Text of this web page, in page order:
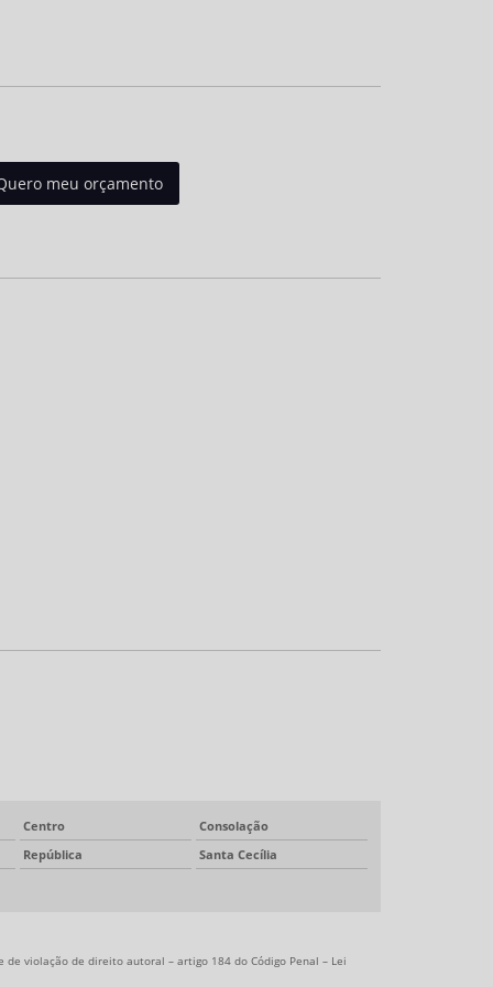
meu orçamento
Centro
Consolação
República
Santa Cecília
violação de direito autoral – artigo 184 do Código Penal – Lei